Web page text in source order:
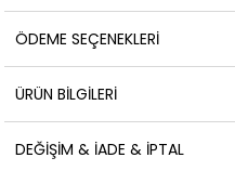
ÖDEME SEÇENEKLERI
ÜRÜN BILGILERI
DEĞIŞIM & İADE & İPTAL